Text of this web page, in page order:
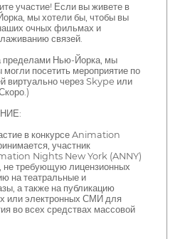
участие! Если вы живете в
мы хотели бы, чтобы вы
очных фильмах и
связей.
пределами Нью-Йорка, мы
посетить мероприятие по
виртуально через Skype или
в конкурсе Animation
участник
Nights New York (ANNY)
не требующую лицензионных
на театральные и
а также на публикацию
или электронных СМИ для
во всех средствах массовой